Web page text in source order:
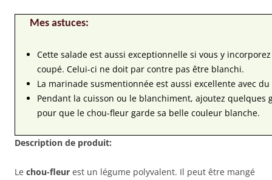
Mes astuces:
Cette salade est aussi exceptionnelle si vous y
coupé. Celui-ci ne doit par contre pas être blanchi.
La marinade susmentionnée est aussi excellente avec
Pendant la cuisson ou le blanchiment, ajoutez quelques
pour que le chou-fleur garde sa belle couleur blanche.
Description de produit:
Le chou-fleur est un légume polyvalent. Il peut être mangé